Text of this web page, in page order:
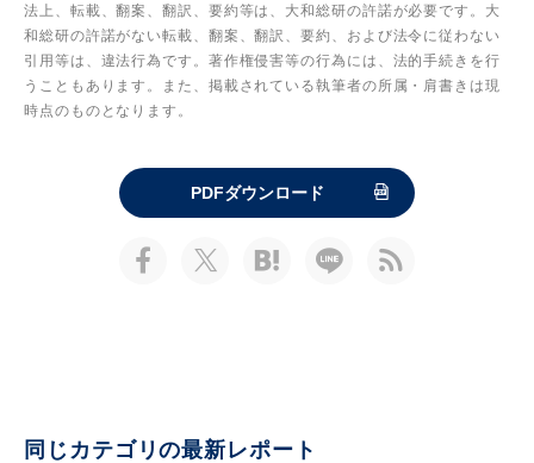
法上、転載、翻案、翻訳、要約等は、大和総研の許諾が必要です。大
和総研の許諾がない転載、翻案、翻訳、要約、および法令に従わない
引用等は、違法行為です。著作権侵害等の行為には、法的手続きを行
うこともあります。また、掲載されている執筆者の所属・肩書きは現
時点のものとなります。
PDFダウンロード
同じカテゴリの最新レポート